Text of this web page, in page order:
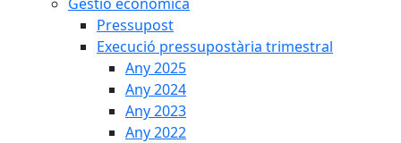
Pressupost
Execució pressupostària trimestral
Any 2025
Any 2024
Any 2023
Any 2022